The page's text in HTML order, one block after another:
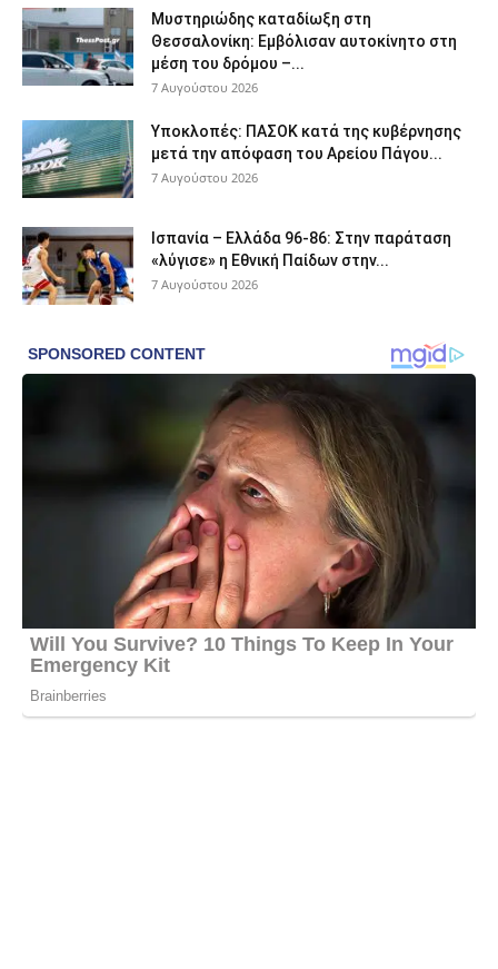
Μυστηριώδης καταδίωξη στη
Θεσσαλονίκη: Εμβόλισαν αυτοκίνητο στη
μέση του δρόμου –...
7 Αυγούστου 2026
Υποκλοπές: ΠΑΣΟΚ κατά της κυβέρνησης
μετά την απόφαση του Αρείου Πάγου...
7 Αυγούστου 2026
Ισπανία – Ελλάδα 96-86: Στην παράταση
«λύγισε» η Εθνική Παίδων στην...
7 Αυγούστου 2026